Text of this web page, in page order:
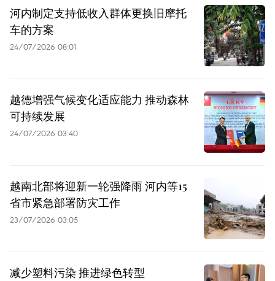
河内制定支持低收入群体更换旧摩托
车的方案
24/07/2026 08:01
越德增强气候变化适应能力 推动森林
可持续发展
24/07/2026 03:40
越南北部将迎新一轮强降雨 河内等15
省市紧急部署防灾工作
23/07/2026 03:05
减少塑料污染 推进绿色转型